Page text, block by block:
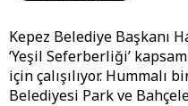
Kepez Belediye Başkanı
‘Yeşil Seferberliği’
için çalışılıyor. Hummalı
Belediyesi Park ve